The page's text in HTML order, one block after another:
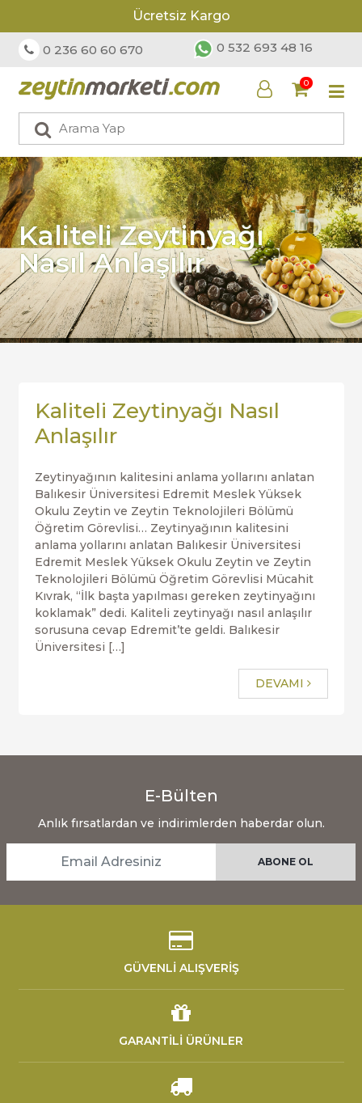
Ücretsiz Kargo
0 236 60 60 670 0 532 693 48 16
0
Kaliteli Zeytinyağı
Nasıl Anlaşılır
Kaliteli Zeytinyağı Nasıl
Anlaşılır
Zeytinyağının kalitesini anlama yollarını anlatan
Balıkesir Üniversitesi Edremit Meslek Yüksek
Okulu Zeytin ve Zeytin Teknolojileri Bölümü
Öğretim Görevlisi… Zeytinyağının kalitesini
anlama yollarını anlatan Balıkesir Üniversitesi
Edremit Meslek Yüksek Okulu Zeytin ve Zeytin
Teknolojileri Bölümü Öğretim Görevlisi Mücahit
Kıvrak, “İlk başta yapılması gereken zeytinyağını
koklamak” dedi. Kaliteli zeytinyağı nasıl anlaşılır
sorusuna cevap Edremit’te geldi. Balıkesir
Üniversitesi […]
DEVAMI
E-Bülten
Anlık fırsatlardan ve indirimlerden haberdar olun.
GÜVENLİ ALIŞVERİŞ
GARANTİLİ ÜRÜNLER